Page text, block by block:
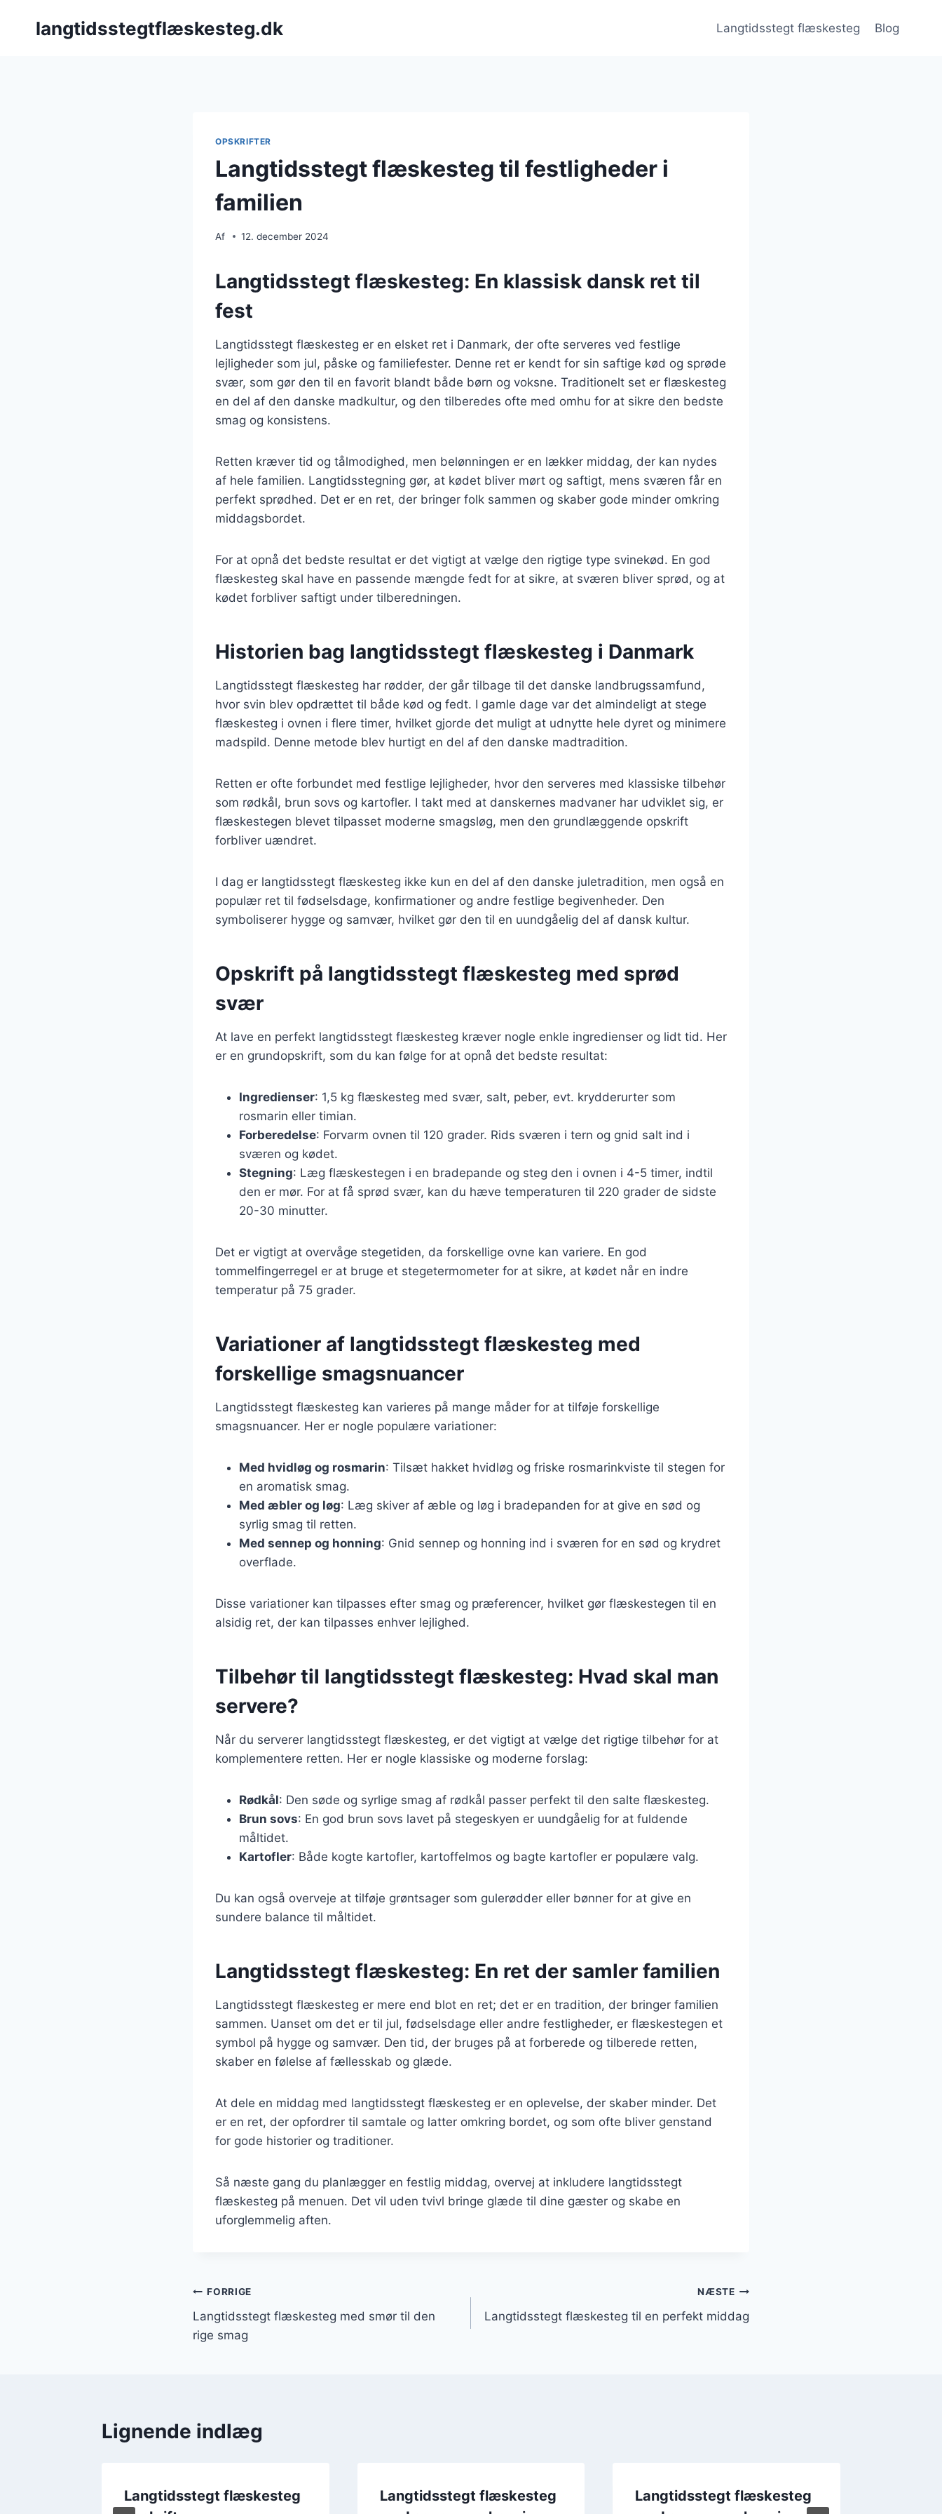
langtidsstegtflæskesteg.dk Langtidsstegt flæskesteg Blog
OPSKRIFTER
Langtidsstegt flæskesteg til festligheder i
familien
Af 12. december 2024
Langtidsstegt flæskesteg: En klassisk dansk ret til
fest
Langtidsstegt flæskesteg er en elsket ret i Danmark, der ofte serveres ved festlige
lejligheder som jul, påske og familiefester. Denne ret er kendt for sin saftige kød og sprøde
svær, som gør den til en favorit blandt både børn og voksne. Traditionelt set er flæskesteg
en del af den danske madkultur, og den tilberedes ofte med omhu for at sikre den bedste
smag og konsistens.
Retten kræver tid og tålmodighed, men belønningen er en lækker middag, der kan nydes
af hele familien. Langtidsstegning gør, at kødet bliver mørt og saftigt, mens sværen får en
perfekt sprødhed. Det er en ret, der bringer folk sammen og skaber gode minder omkring
middagsbordet.
For at opnå det bedste resultat er det vigtigt at vælge den rigtige type svinekød. En god
flæskesteg skal have en passende mængde fedt for at sikre, at sværen bliver sprød, og at
kødet forbliver saftigt under tilberedningen.
Historien bag langtidsstegt flæskesteg i Danmark
Langtidsstegt flæskesteg har rødder, der går tilbage til det danske landbrugssamfund,
hvor svin blev opdrættet til både kød og fedt. I gamle dage var det almindeligt at stege
flæskesteg i ovnen i flere timer, hvilket gjorde det muligt at udnytte hele dyret og minimere
madspild. Denne metode blev hurtigt en del af den danske madtradition.
Retten er ofte forbundet med festlige lejligheder, hvor den serveres med klassiske tilbehør
som rødkål, brun sovs og kartofler. I takt med at danskernes madvaner har udviklet sig, er
flæskestegen blevet tilpasset moderne smagsløg, men den grundlæggende opskrift
forbliver uændret.
I dag er langtidsstegt flæskesteg ikke kun en del af den danske juletradition, men også en
populær ret til fødselsdage, konfirmationer og andre festlige begivenheder. Den
symboliserer hygge og samvær, hvilket gør den til en uundgåelig del af dansk kultur.
Opskrift på langtidsstegt flæskesteg med sprød
svær
At lave en perfekt langtidsstegt flæskesteg kræver nogle enkle ingredienser og lidt tid. Her
er en grundopskrift, som du kan følge for at opnå det bedste resultat:
Ingredienser: 1,5 kg flæskesteg med svær, salt, peber, evt. krydderurter som
rosmarin eller timian.
Forberedelse: Forvarm ovnen til 120 grader. Rids sværen i tern og gnid salt ind i
sværen og kødet.
Stegning: Læg flæskestegen i en bradepande og steg den i ovnen i 4-5 timer, indtil
den er mør. For at få sprød svær, kan du hæve temperaturen til 220 grader de sidste
20-30 minutter.
Det er vigtigt at overvåge stegetiden, da forskellige ovne kan variere. En god
tommelfingerregel er at bruge et stegetermometer for at sikre, at kødet når en indre
temperatur på 75 grader.
Variationer af langtidsstegt flæskesteg med
forskellige smagsnuancer
Langtidsstegt flæskesteg kan varieres på mange måder for at tilføje forskellige
smagsnuancer. Her er nogle populære variationer:
Med hvidløg og rosmarin: Tilsæt hakket hvidløg og friske rosmarinkviste til stegen for
en aromatisk smag.
Med æbler og løg: Læg skiver af æble og løg i bradepanden for at give en sød og
syrlig smag til retten.
Med sennep og honning: Gnid sennep og honning ind i sværen for en sød og krydret
overflade.
Disse variationer kan tilpasses efter smag og præferencer, hvilket gør flæskestegen til en
alsidig ret, der kan tilpasses enhver lejlighed.
Tilbehør til langtidsstegt flæskesteg: Hvad skal man
servere?
Når du serverer langtidsstegt flæskesteg, er det vigtigt at vælge det rigtige tilbehør for at
komplementere retten. Her er nogle klassiske og moderne forslag:
Rødkål: Den søde og syrlige smag af rødkål passer perfekt til den salte flæskesteg.
Brun sovs: En god brun sovs lavet på stegeskyen er uundgåelig for at fuldende
måltidet.
Kartofler: Både kogte kartofler, kartoffelmos og bagte kartofler er populære valg.
Du kan også overveje at tilføje grøntsager som gulerødder eller bønner for at give en
sundere balance til måltidet.
Langtidsstegt flæskesteg: En ret der samler familien
Langtidsstegt flæskesteg er mere end blot en ret; det er en tradition, der bringer familien
sammen. Uanset om det er til jul, fødselsdage eller andre festligheder, er flæskestegen et
symbol på hygge og samvær. Den tid, der bruges på at forberede og tilberede retten,
skaber en følelse af fællesskab og glæde.
At dele en middag med langtidsstegt flæskesteg er en oplevelse, der skaber minder. Det
er en ret, der opfordrer til samtale og latter omkring bordet, og som ofte bliver genstand
for gode historier og traditioner.
Så næste gang du planlægger en festlig middag, overvej at inkludere langtidsstegt
flæskesteg på menuen. Det vil uden tvivl bringe glæde til dine gæster og skabe en
uforglemmelig aften.
Indlægsnavigation
FORRIGE
Langtidsstegt flæskesteg med smør til den
rige smag
NÆSTE
Langtidsstegt flæskesteg til en perfekt middag
Lignende indlæg
Langtidsstegt flæskesteg
Langtidsstegt flæskesteg
Langtidsstegt flæskesteg